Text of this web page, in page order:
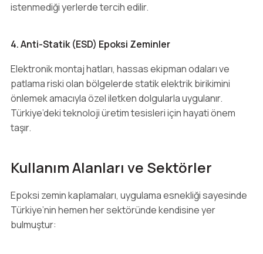
istenmediği yerlerde tercih edilir.
4. Anti-Statik (ESD) Epoksi Zeminler
Elektronik montaj hatları, hassas ekipman odaları ve
patlama riski olan bölgelerde statik elektrik birikimini
önlemek amacıyla özel iletken dolgularla uygulanır.
Türkiye’deki teknoloji üretim tesisleri için hayati önem
taşır.
Kullanım Alanları ve Sektörler
Epoksi zemin kaplamaları, uygulama esnekliği sayesinde
Türkiye’nin hemen her sektöründe kendisine yer
bulmuştur: